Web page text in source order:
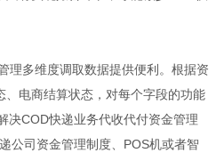
理多维度调取数据提供便利。根据资
电商结算状态，对每个字段的功能
决COD快递业务代收代付资金管理
公司资金管理制度、POS机或者智